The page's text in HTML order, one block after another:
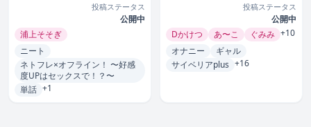
投稿ステータス
公開中
浦上そそぎ
ニート
ネトフレ×オフライン！ 〜好感
度UPはセックスで！？〜
単話 +1
投稿ステータス
公開中
Dかけつ
あ〜こ ぐみみ +10
オナニー
ギャル
サイベリアplus +16